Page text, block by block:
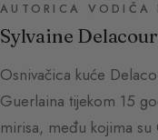
AUTORICA VODIČA
Sylvaine
Osnivačica kuće
Guerlaina tijekom 15
mirisa, među kojima